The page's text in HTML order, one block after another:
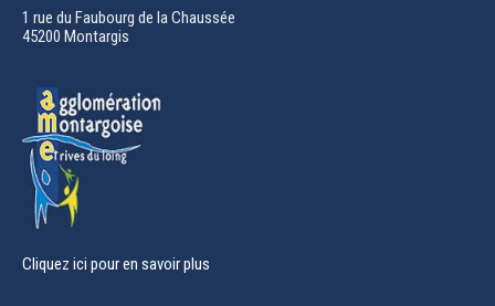
in
new
1 rue du Faubourg de la Chaussée
45200 Montargis
Cliquez ici pour en savoir plus